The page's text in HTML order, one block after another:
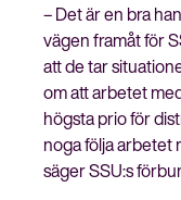
– Det är en bra
vägen framåt för
att de tar
om att arbetet
högsta prio för
noga följa arbetet
säger SSU:s